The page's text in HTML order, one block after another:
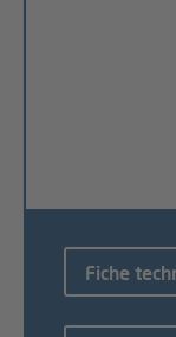
Fiche